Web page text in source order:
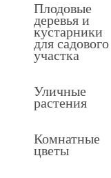
Плодовые
деревья и
кустарники
для садового
участка
Уличные
растения
Комнатные
цветы